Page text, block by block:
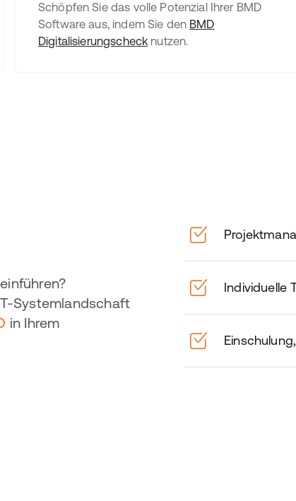
Schöpfen Sie das volle Potenzial Ihrer BMD
Software aus, indem Sie den BMD
Digitalisierungscheck nutzen.
Systemlandschaft
in Ihrem
Individuelle